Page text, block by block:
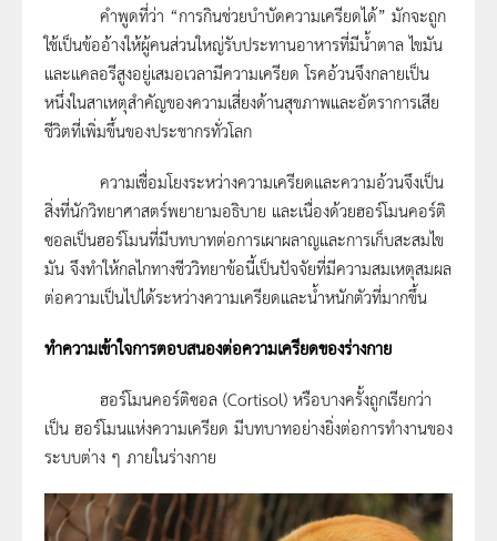
คำพูดที่ว่า “การกินช่วยบำบัดความเครียดได้” มักจะถูก
ใช้เป็นข้ออ้างให้ผู้คนส่วนใหญ่รับประทานอาหารที่มีน้ำตาล ไขมัน
และแคลอรีสูงอยู่เสมอเวลามีความเครียด โรคอ้วนจึงกลายเป็น
หนึ่งในสาเหตุสำคัญของความเสี่ยงด้านสุขภาพและอัตราการเสีย
ชีวิตที่เพิ่มขึ้นของประชากรทั่วโลก
ความเชื่อมโยงระหว่างความเครียดและความอ้วนจึงเป็น
สิ่งที่นักวิทยาศาสตร์พยายามอธิบาย และเนื่องด้วยฮอร์โมนคอร์ติ
ซอลเป็นฮอร์โมนที่มีบทบาทต่อการเผาผลาญและการเก็บสะสมไข
มัน จึงทำให้กลไกทางชีววิทยาข้อนี้เป็นปัจจัยที่มีความสมเหตุสมผล
ต่อความเป็นไปได้ระหว่างความเครียดและน้ำหนักตัวที่มากขึ้น
ทำความเข้าใจการตอบสนองต่อความเครียดของร่างกาย
ฮอร์โมนคอร์ติซอล (Cortisol) หรือบางครั้งถูกเรียกว่า
เป็น ฮอร์โมนแห่งความเครียด มีบทบาทอย่างยิ่งต่อการทำงานของ
ระบบต่าง ๆ ภายในร่างกาย